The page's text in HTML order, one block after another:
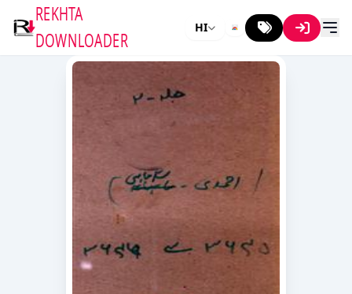
REKHTA
DOWNLOADER
HI